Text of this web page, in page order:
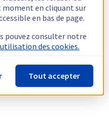
moment en cliquant sur
en bas de page.
pouvez consulter notre
des cookies.
Tout accepter